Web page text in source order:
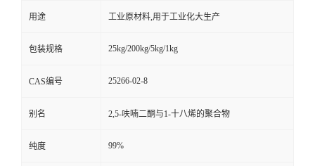
用途 工业原材料,用于工业化大生产
包装规格 25kg/200kg/5kg/1kg
CAS编号 25266-02-8
别名 2,5-呋喃二酮与1-十八烯的聚合物
纯度 99%